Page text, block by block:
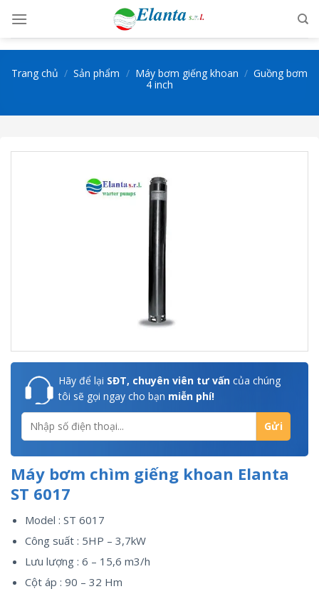
content
Trang chủ / Sản phẩm / Máy bơm giếng khoan / Guồng bơm
4 inch
Hãy để lại SĐT, chuyên viên tư vấn của chúng
tôi sẽ gọi ngay cho bạn miễn phí!
Máy bơm chìm giếng khoan Elanta
ST 6017
Model : ST 6017
Công suất : 5HP – 3,7kW
Lưu lượng : 6 – 15,6 m3/h
Cột áp : 90 – 32 Hm